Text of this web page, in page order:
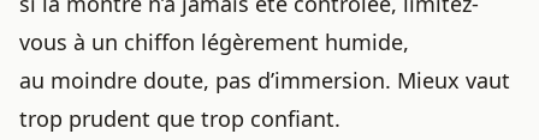
vous à un chiffon légèrement humide,
au moindre doute, pas d’immersion. Mieux vaut
trop prudent que trop confiant.